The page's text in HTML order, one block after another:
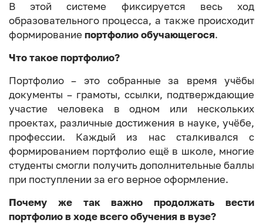
В этой системе фиксируется весь ход
образовательного процесса, а также происходит
формирование портфолио обучающегося.
Что такое портфолио?
Портфолио – это собранные за время учёбы
документы – грамоты, ссылки, подтверждающие
участие человека в одном или нескольких
проектах, различные достижения в науке, учёбе,
профессии. Каждый из нас сталкивался с
формированием портфолио ещё в школе, многие
студенты смогли получить дополнительные баллы
при поступлении за его верное оформление.
Почему же так важно продолжать вести
портфолио в ходе всего обучения в вузе?